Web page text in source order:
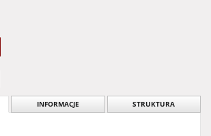
INFORMACJE STRUKTURA